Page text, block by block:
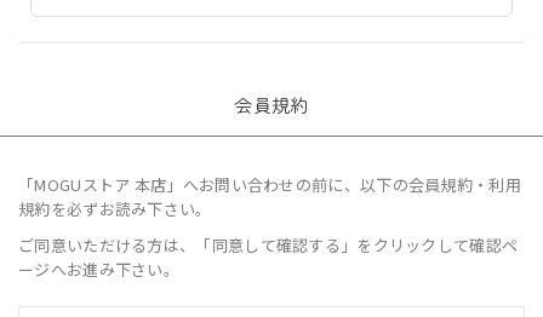
会員規約
「MOGUストア 本店」へお問い合わせの前に、以下の会員規約・利用
規約を必ずお読み下さい。
ご同意いただける方は、「同意して確認する」をクリックして確認ペ
ージへお進み下さい。